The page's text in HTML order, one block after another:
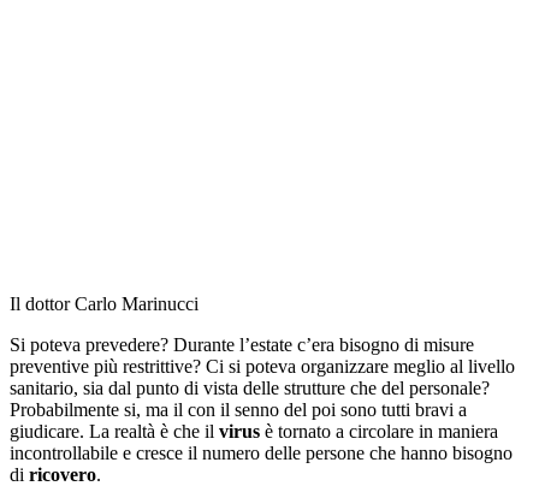
Il dottor Carlo Marinucci
Si poteva prevedere? Durante l’estate c’era bisogno di misure
preventive più restrittive? Ci si poteva organizzare meglio al livello
sanitario, sia dal punto di vista delle strutture che del personale?
Probabilmente si, ma il con il senno del poi sono tutti bravi a
giudicare. La realtà è che il virus è tornato a circolare in maniera
incontrollabile e cresce il numero delle persone che hanno bisogno
di ricovero.